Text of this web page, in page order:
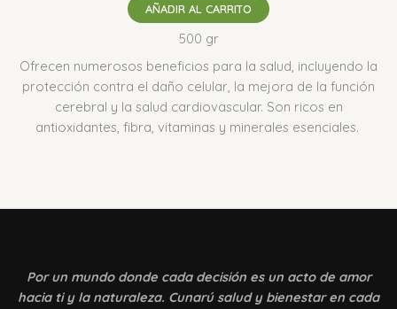
AÑADIR AL CARRITO
500 gr
Ofrecen numerosos beneficios para la salud, incluyendo la
protección contra el daño celular, la mejora de la función
cerebral y la salud cardiovascular. Son ricos en
antioxidantes, fibra, vitaminas y minerales esenciales.
Por un mundo donde cada decisión es un acto de amor
hacia ti y la naturaleza. Cunarú salud y bienestar en cada